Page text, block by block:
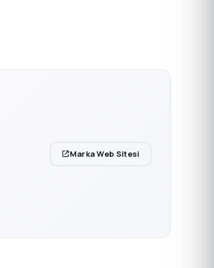
Marka Web Sitesi